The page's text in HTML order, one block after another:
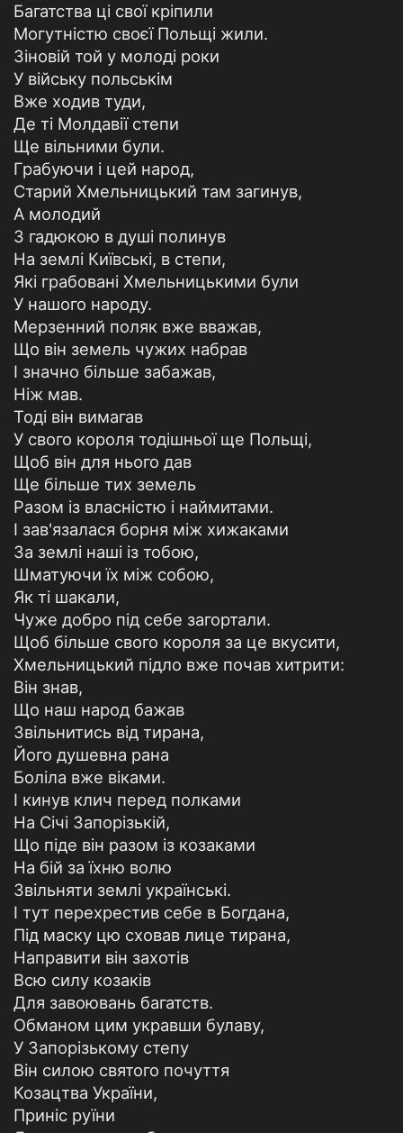
Багатства ці свої кріпили
Могутністю своєї Польщі жили.
Зіновій той у молоді роки
У війську польськім
Вже ходив туди,
Де ті Молдавії степи
Ще вільними були.
Грабуючи і цей народ,
Старий Хмельницький там загинув,
А молодий
З гадюкою в душі полинув
На землі Київські, в степи,
Які грабовані Хмельницькими були
У нашого народу.
Мерзенний поляк вже вважав,
Що він земель чужих набрав
І значно більше забажав,
Ніж мав.
Тоді він вимагав
У свого короля тодішньої ще Польщі,
Щоб він для нього дав
Ще більше тих земель
Разом із власністю і наймитами.
І зав'язалася борня між хижаками
За землі наші із тобою,
Шматуючи їх між собою,
Як ті шакали,
Чуже добро під себе загортали.
Щоб більше свого короля за це вкусити,
Хмельницький підло вже почав хитрити:
Він знав,
Що наш народ бажав
Звільнитись від тирана,
Його душевна рана
Боліла вже віками.
І кинув клич перед полками
На Січі Запорізькій,
Що піде він разом із козаками
На бій за їхню волю
Звільняти землі українські.
І тут перехрестив себе в Богдана,
Під маску цю сховав лице тирана,
Направити він захотів
Всю силу козаків
Для завоювань багатств.
Обманом цим укравши булаву,
У Запорізькому степу
Він силою святого почуття
Козацтва України,
Приніс руїни